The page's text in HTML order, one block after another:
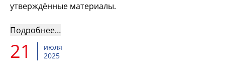
утверждённые материалы.
Подробнее…
21
июля
2025